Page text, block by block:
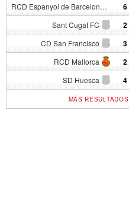
RCD Espanyol de Barcelona 6
Sant Cugat FC 2
CD San Francisco 3
RCD Mallorca 2
SD Huesca 4
MÁS RESULTADOS